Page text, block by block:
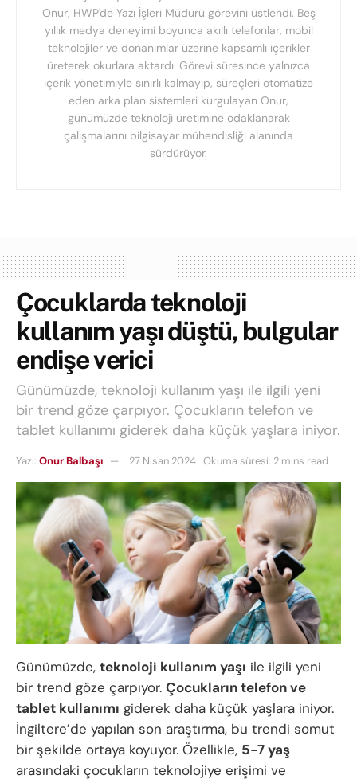
Onur, HWP'de Yazı İşleri Müdürü görevini üstlendi. Beş
yıllık medya deneyimi boyunca akıllı telefonlar, mobil
teknolojiler ve donanımlar üzerine kapsamlı içerikler
üreterek okurlara aktardı. Görevi süresince yalnızca
içerik yönetimiyle sınırlı kalmayıp, süreçleri otomatize
eden arka plan sistemleri kurgulayan Onur,
günümüzde teknoloji üretimine odaklanarak
çalışmalarını bilgisayar mühendisliği alanında
sürdürüyor.
Çocuklarda teknoloji
kullanım yaşı düştü, bulgular
endişe verici
Günümüzde, teknoloji kullanım yaşı ile ilgili yeni
bir trend göze çarpıyor. Çocukların telefon ve
tablet kullanımı giderek daha küçük yaşlara iniyor.
Yazı: Onur Balbaşı 27 Nisan 2024 Okuma süresi: 2 mins read
Günümüzde, teknoloji kullanım yaşı ile ilgili yeni
bir trend göze çarpıyor. Çocukların telefon ve
tablet kullanımı giderek daha küçük yaşlara iniyor.
İngiltere’de yapılan son araştırma, bu trendi somut
bir şekilde ortaya koyuyor. Özellikle, 5-7 yaş
arasındaki çocukların teknolojiye erişimi ve